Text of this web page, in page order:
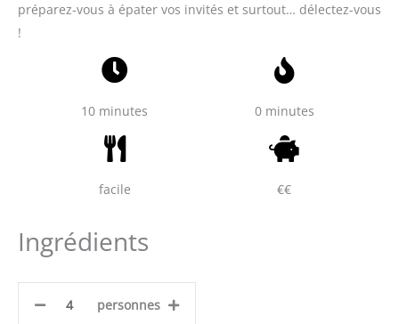
préparez-vous à épater vos invités et surtout… délectez-vous
!
10 minutes 0 minutes
facile €€
Ingrédients
personnes